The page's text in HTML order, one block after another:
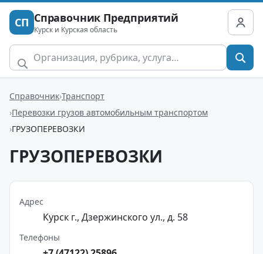
СП Справочник Предприятий
Курск и Курская область
Справочник Транспорт
Перевозки грузов автомобильным транспортом
ГРУЗОПЕРЕВОЗКИ
ГРУЗОПЕРЕВОЗКИ
Адрес
Курск г., Дзержинского ул., д. 58
Телефоны